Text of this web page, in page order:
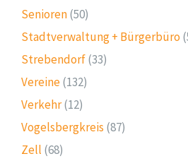
Senioren(50)
Stadtverwaltung + Bürgerbüro
Strebendorf(33)
Vereine(132)
Verkehr(12)
Vogelsbergkreis (87)
Zell (68)